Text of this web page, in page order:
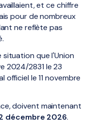
et ce chiffre
pour de nombreux
ne reflète pas
que l'Union
2024/2831 le 23
le 11 novembre
doivent maintenant
décembre 2026.